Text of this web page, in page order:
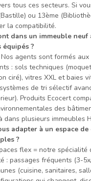
tous ces secteurs. Si
ou 13ème
la compatibilité.
dans un immeuble neuf
équipés ?
agents sont formés
: sols techniques
ciré), vitres XXL et baies
de tri sélectif
Produits Ecocert
des
dans plusieurs immeubles
adapter à un espace
?
flex = notre spécialité
: passages fréquents (3-
(cuisine, sanitaires,